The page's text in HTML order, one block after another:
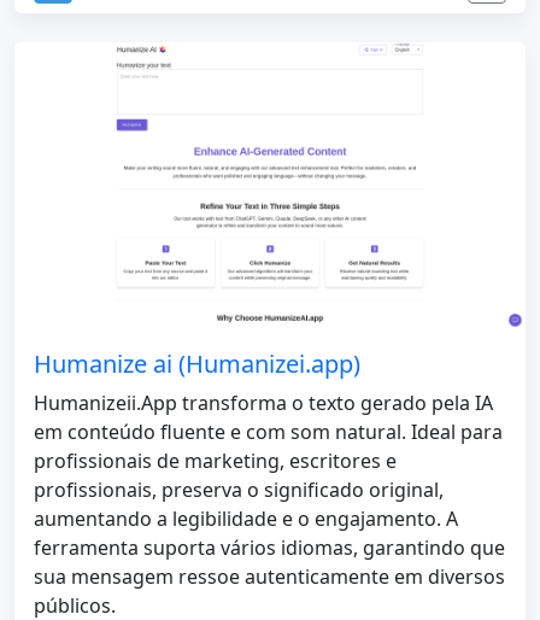
Humanize ai (Humanizei.app)
Humanizeii.App transforma o texto gerado pela IA
em conteúdo fluente e com som natural. Ideal para
profissionais de marketing, escritores e
profissionais, preserva o significado original,
aumentando a legibilidade e o engajamento. A
ferramenta suporta vários idiomas, garantindo que
sua mensagem ressoe autenticamente em diversos
públicos.